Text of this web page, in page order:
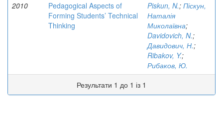
2010
Pedagogical Aspects of
Forming Students’ Technical
Thinking
Piskun, N.; Піскун,
Наталія
Миколаївна;
Davidovich, N.;
Давидович, Н.;
Ribakov, Y.;
Рибаков, Ю.
Результати 1 до 1 із 1